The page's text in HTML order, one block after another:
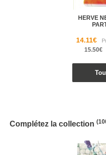
HERVE
14.11€
15.50€
Complétez la collection